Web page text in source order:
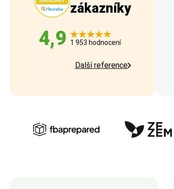
zákazníky
4,9 1 953 hodnocení
Další reference